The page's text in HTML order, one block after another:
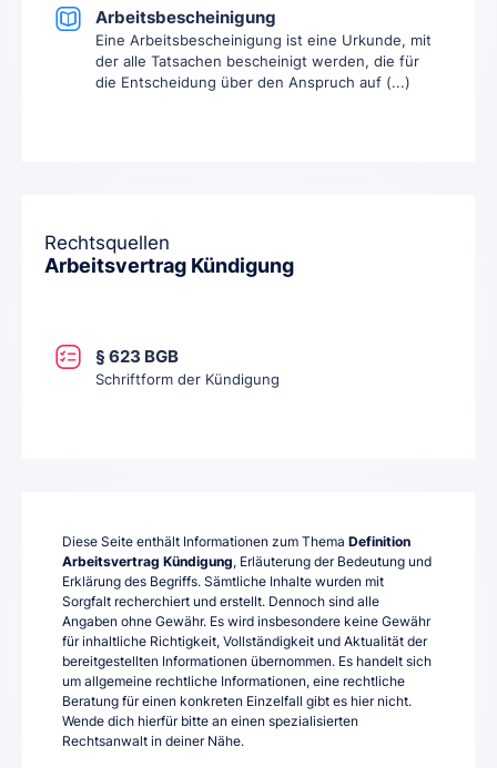
Arbeitsbescheinigung
Eine Arbeitsbescheinigung ist eine Urkunde, mit
der alle Tatsachen bescheinigt werden, die für
die Entscheidung über den Anspruch auf (...)
Rechtsquellen
Arbeitsvertrag Kündigung
§ 623 BGB
Schriftform der Kündigung
Diese Seite enthält Informationen zum Thema Definition
Arbeitsvertrag Kündigung, Erläuterung der Bedeutung und
Erklärung des Begriffs. Sämtliche Inhalte wurden mit
Sorgfalt recherchiert und erstellt. Dennoch sind alle
Angaben ohne Gewähr. Es wird insbesondere keine Gewähr
für inhaltliche Richtigkeit, Vollständigkeit und Aktualität der
bereitgestellten Informationen übernommen. Es handelt sich
um allgemeine rechtliche Informationen, eine rechtliche
Beratung für einen konkreten Einzelfall gibt es hier nicht.
Wende dich hierfür bitte an einen spezialisierten
Rechtsanwalt in deiner Nähe.